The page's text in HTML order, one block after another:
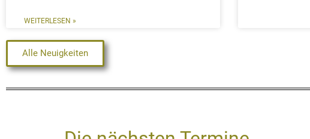
WEITERLESEN »
Alle Neuigkeiten